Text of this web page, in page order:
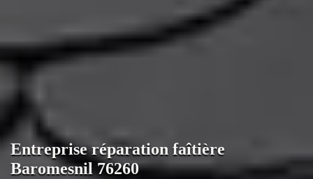
Entreprise réparation faîtière
Baromesnil 76260